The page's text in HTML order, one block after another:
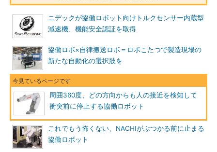
ニデックが協働ロボット向けトルクセンサー内蔵型
減速機、機能安全認証を取得
協働ロボ×自律搬送ロボ＝ロボこたつで製造現場の
新たな自動化の選択肢を
周囲360度、どの方向からも人の接近を検知して
衝突前に停止する協働ロボット
これでもう怖くない、NACHIがぶつかる前に止まる
協働ロボット